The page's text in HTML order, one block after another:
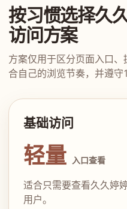
按习惯选择久
访问方案
方案仅用于区分页面入口
合自己的浏览节奏，并遵守
基础访问
轻量 入口查看
适合只需要查看久久婷
用户。